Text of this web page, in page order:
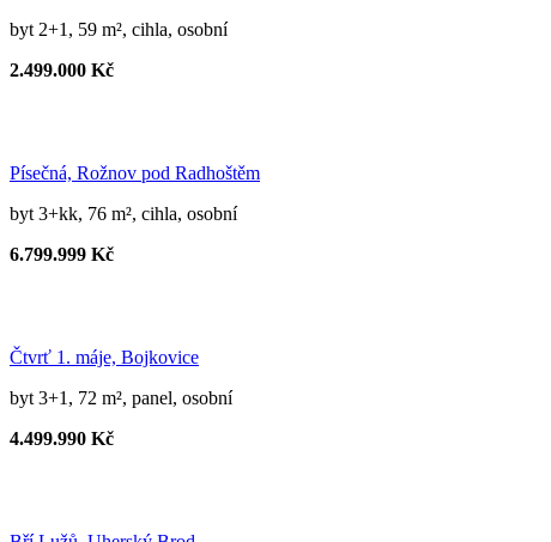
byt 2+1, 59 m², cihla, osobní
2.499.000 Kč
Písečná, Rožnov pod Radhoštěm
byt 3+kk, 76 m², cihla, osobní
6.799.999 Kč
Čtvrť 1. máje, Bojkovice
byt 3+1, 72 m², panel, osobní
4.499.990 Kč